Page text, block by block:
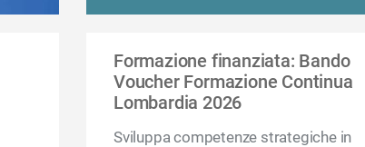
Formazione finanziata: Bando
Voucher Formazione Continua
Lombardia 2026
Sviluppa competenze strategiche in